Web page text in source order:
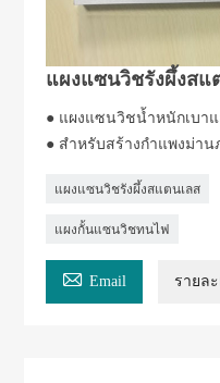
แผงแซนวิชรังผึ้งสแ
● แผงแซนวิชน้ำหนักเบา
● สำหรับสร้างกำแพงม่า
แผงแซนวิชรังผึ้งสแตนเลส
แผงกั้นแซนวิชทนไฟ
 Email รายล